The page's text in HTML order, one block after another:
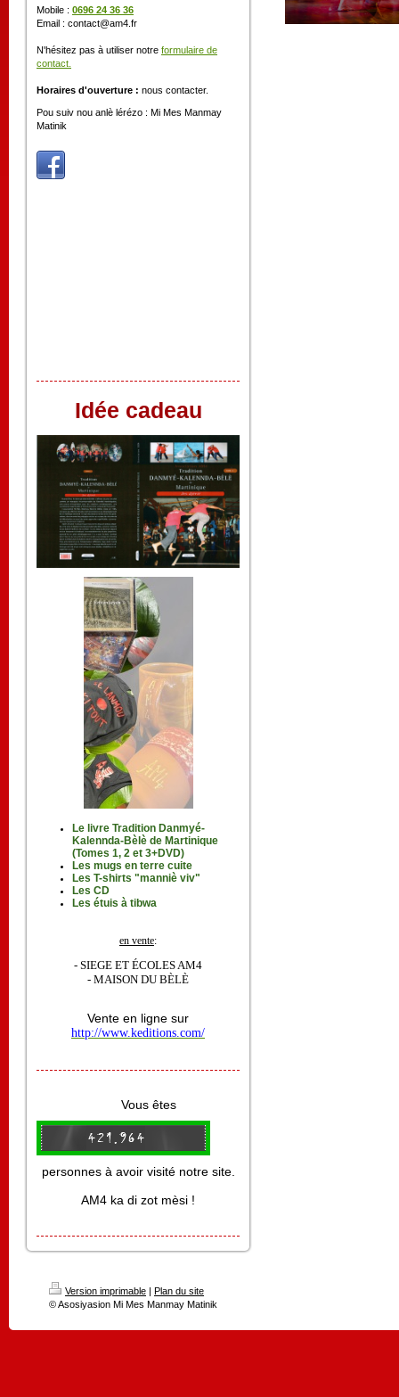
Mobile : 0696 24 36 36
Email : contact@am4.fr
N'hésitez pas à utiliser notre formulaire de
contact.
Horaires d'ouverture : nous contacter.
Pou suiv nou anlè lérézo : Mi Mes Manmay
Matinik
Idée cadeau
Le livre Tradition Danmyé-
Kalennda-Bèlè de Martinique
(Tomes 1, 2 et 3+DVD)
Les mugs en terre cuite
Les T-shirts "manniè viv"
Les CD
Les étuis à tibwa
en vente:
- SIEGE ET ÉCOLES AM4
- MAISON DU BÈLÈ
Vente en ligne sur
http://www.keditions.com/
Vous êtes
personnes à avoir visité notre site.
AM4 ka di zot mèsi !
Version imprimable | Plan du site
© Asosiyasion Mi Mes Manmay Matinik